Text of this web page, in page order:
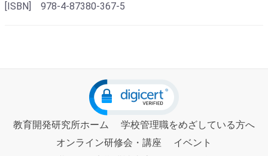
[ISBN] 978-4-87380-367-5
教育開発研究所ホーム
学校管理職をめざしている方へ
オンライン研修会・講座
イベント